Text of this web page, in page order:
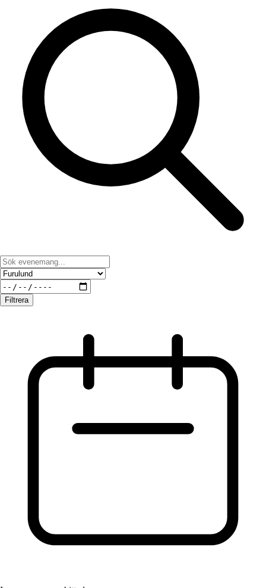
Filtrera